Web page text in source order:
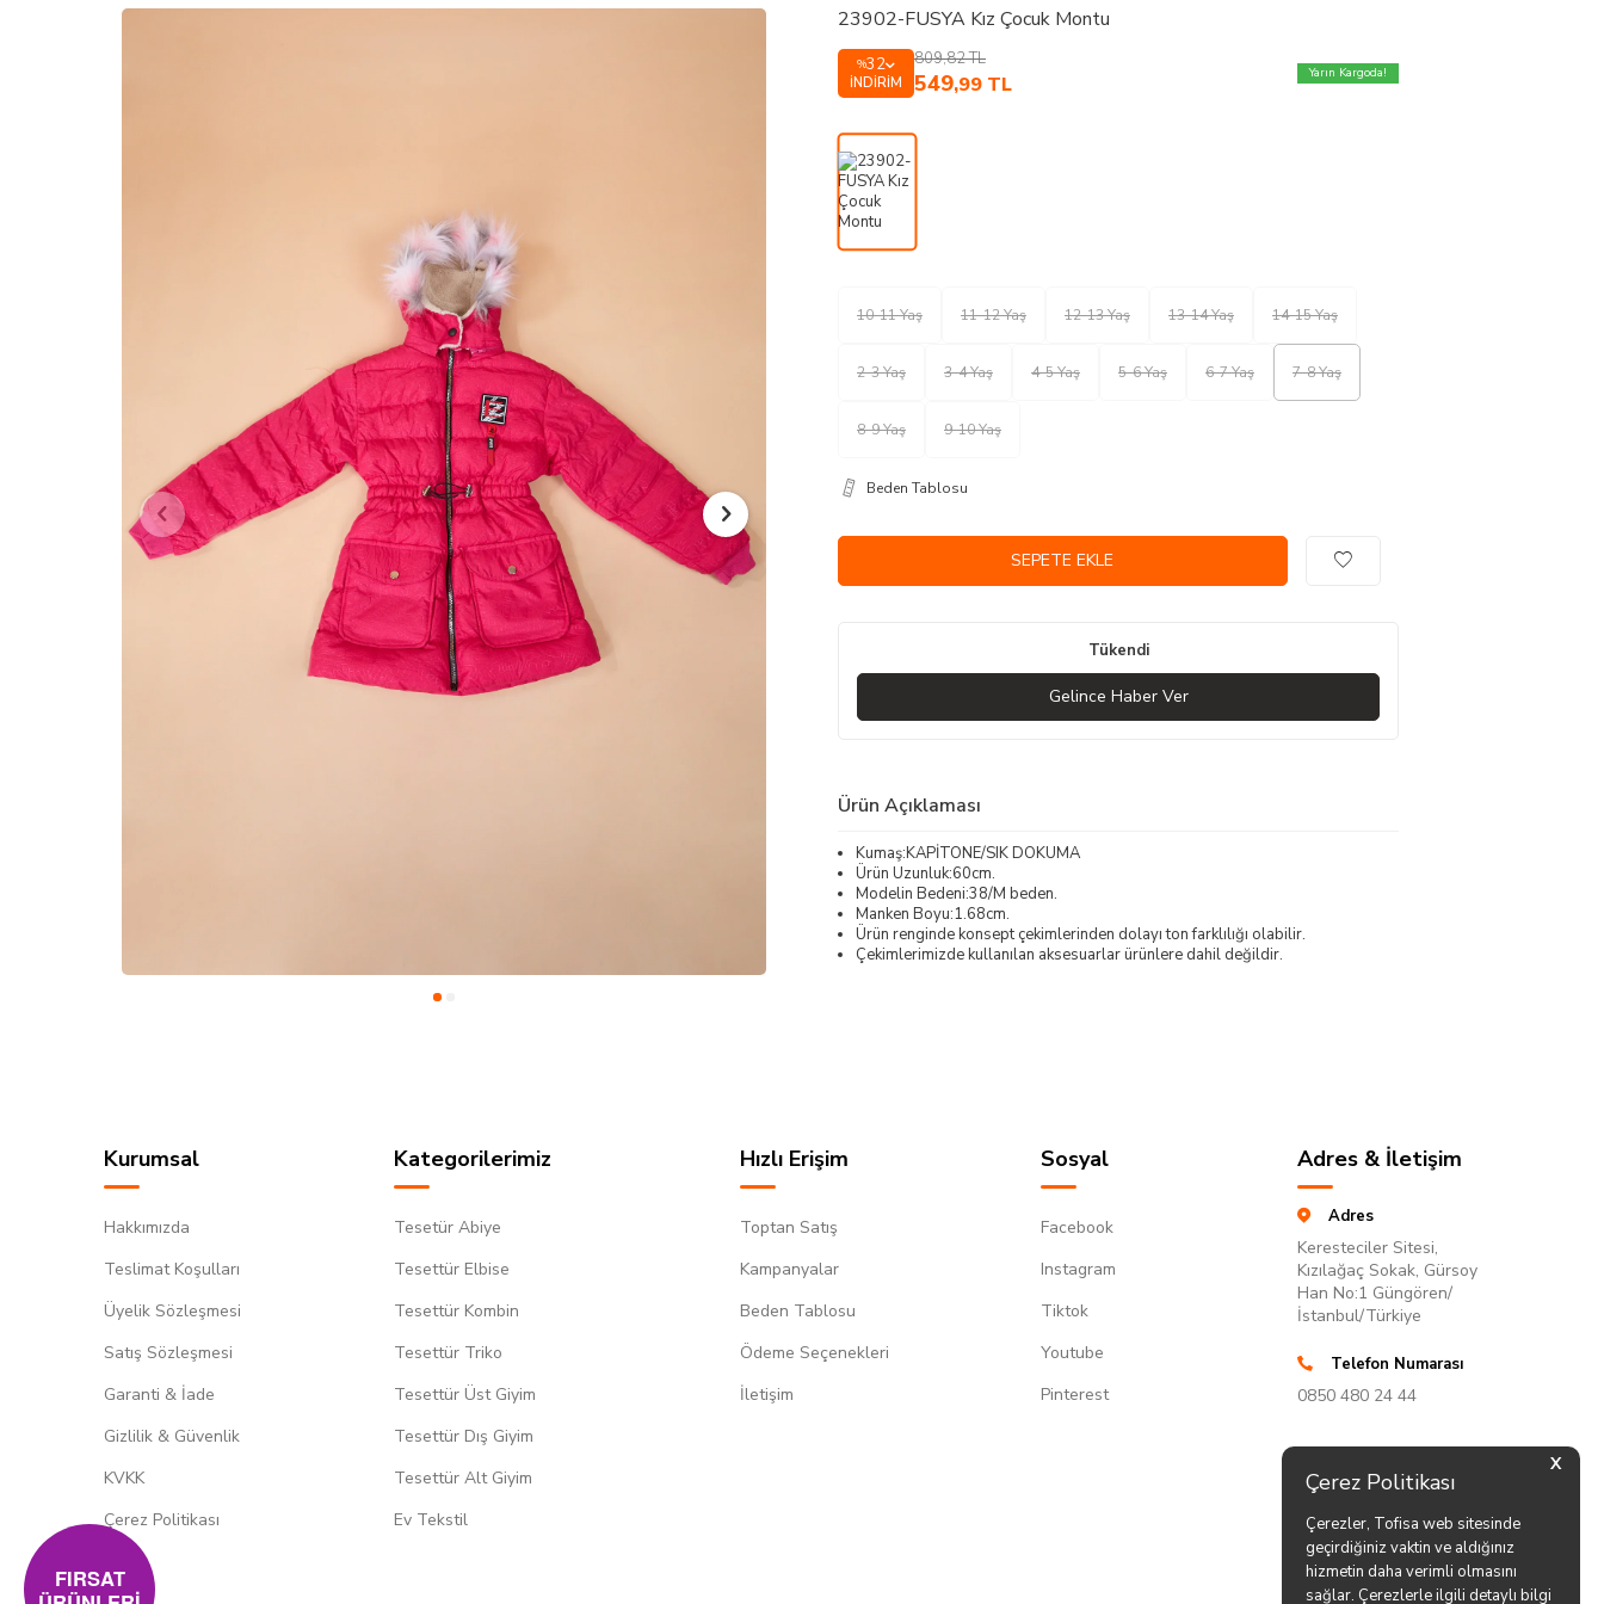
X
Çerez Politikası
Çerezler, Tofisa web sitesinde
geçirdiğiniz vaktin ve aldığınız
hizmetin daha verimli olmasını
sağlar. Çerezlerle ilgili detaylı bilgi
23902-FUSYA Kız Çocuk Montu
%32
İNDIRIM
809,82TL
549,99 TL Yarın Kargoda!
10-11 Yaş 11-12 Yaş 12-13 Yaş 13-14 Yaş 14-15 Yaş
2-3 Yaş 3-4 Yaş 4-5 Yaş 5-6 Yaş 6-7 Yaş 7-8 Yaş
8-9 Yaş 9-10 Yaş
Beden Tablosu
SEPETE EKLE
Tükendi
Gelince Haber Ver
Ürün Açıklaması
Kumaş:KAPİTONE/SIK DOKUMA
Ürün Uzunluk:60cm.
Modelin Bedeni:38/M beden.
Manken Boyu:1.68cm.
Ürün renginde konsept çekimlerinden dolayı ton farklılığı olabilir.
Çekimlerimizde kullanılan aksesuarlar ürünlere dahil değildir.
Kurumsal
Hakkımızda
Teslimat Koşulları
Üyelik Sözleşmesi
Satış Sözleşmesi
Garanti & İade
Gizlilik & Güvenlik
KVKK
Çerez Politikası
Kategorilerimiz
Tesetür Abiye
Tesettür Elbise
Tesettür Kombin
Tesettür Triko
Tesettür Üst Giyim
Tesettür Dış Giyim
Tesettür Alt Giyim
Ev Tekstil
Hızlı Erişim
Toptan Satış
Kampanyalar
Beden Tablosu
Ödeme Seçenekleri
İletişim
Sosyal
Facebook
Instagram
Tiktok
Youtube
Pinterest
Adres & İletişim
Adres
Keresteciler Sitesi,
Kızılağaç Sokak, Gürsoy
Han No:1 Güngören/
İstanbul/Türkiye
Telefon Numarası
0850 480 24 44
FIRSAT